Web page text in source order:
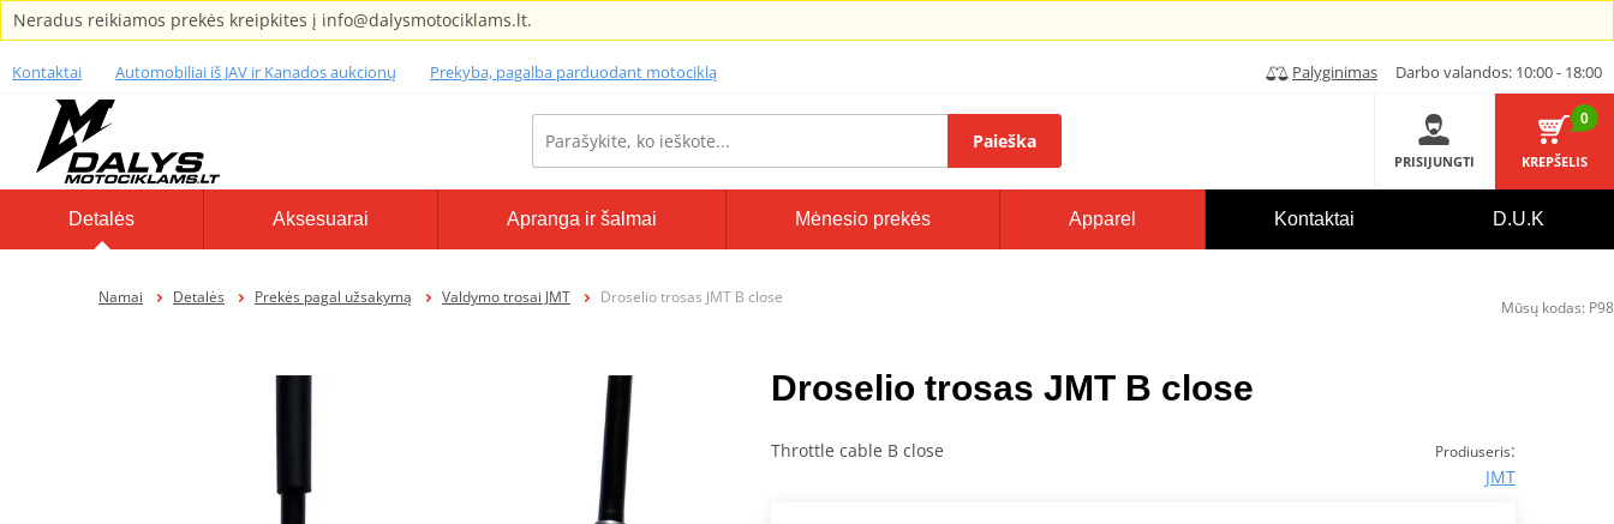
Neradus reikiamos prekės kreipkites į info@dalysmotociklams.lt.
Kontaktai Automobiliai iš JAV ir Kanados aukcionų Prekyba, pagalba parduodant motociklą Palyginimas Darbo valandos: 10:00 - 18:00
Paieška
PRISIJUNGTI
0
KREPŠELIS
Detalės Aksesuarai Apranga ir šalmai Mėnesio prekės Apparel Kontaktai D.U.K
Namai Detalės Prekės pagal užsakymą Valdymo trosai JMT Droselio trosas JMT B close
Droselio trosas JMT B close
Prodiuseris:
JMT
Throttle cable B close
Mūsų kodas: P98